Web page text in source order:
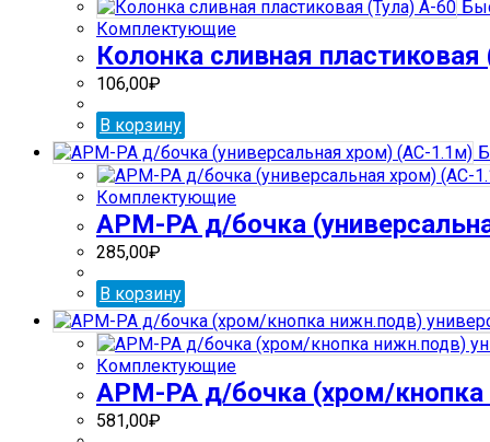
Комплектующие
Колонка сливная
106,00₽
В корзину
Комплектующие
АРМ-РА д/бочка
285,00₽
В корзину
Комплектующие
АРМ-РА д/бочка (хром/кнопка
581,00₽